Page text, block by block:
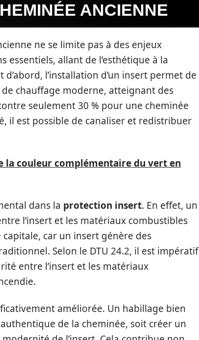
ANCIENNE
ne se limite pas à des enjeux
essentiels, allant de l’esthétique à la
l’installation d’un insert permet de
chauffage moderne, atteignant des
seulement 30 % pour une cheminée
il est possible de canaliser et redistribuer
la couleur complémentaire du vert en
dans la protection insert. En effet, un
l’insert et les matériaux combustibles
car un insert génère des
Selon le DTU 24.2, il est impératif
entre l’insert et les matériaux
améliorée. Un habillage bien
de la cheminée, soit créer un